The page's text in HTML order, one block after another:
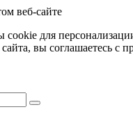
веб-сайте
для
вы соглашаетесь с